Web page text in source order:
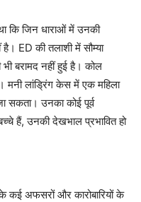
कि जिन धाराओं में उनकी
ED की तलाशी में सौम्या
बरामद नहीं हुई है। कोल
मनी लांड्रिंग केस में एक महिला
उनका कोई पूर्व
हैं, उनकी देखभाल प्रभावित हो
कई अफसरों और कारोबारियों के